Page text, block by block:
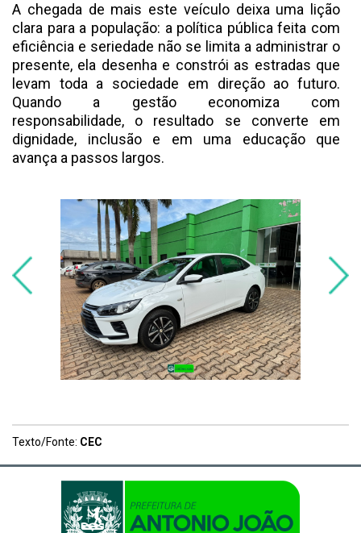
A chegada de mais este veículo deixa uma lição
clara para a população: a política pública feita com
eficiência e seriedade não se limita a administrar o
presente, ela desenha e constrói as estradas que
levam toda a sociedade em direção ao futuro.
Quando a gestão economiza com
responsabilidade, o resultado se converte em
dignidade, inclusão e em uma educação que
avança a passos largos.
Texto/Fonte: CEC